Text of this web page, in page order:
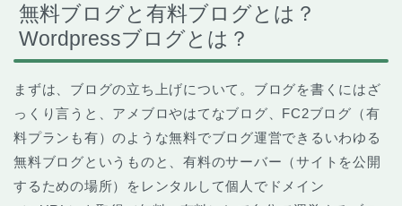
無料ブログと有料ブログとは？
Wordpressブログとは？
まずは、ブログの立ち上げについて。ブログを書くにはざ
っくり言うと、アメブロやはてなブログ、FC2ブログ（有
料プランも有）のような無料でブログ運営できるいわゆる
無料ブログというものと、有料のサーバー（サイトを公開
するための場所）をレンタルして個人でドメイン